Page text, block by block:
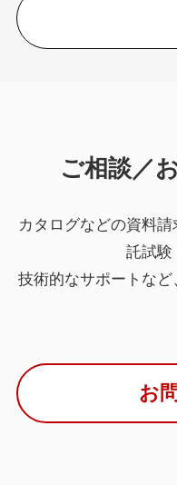
ご相談／
カタログなどの資料
託試験
技術的なサポートな
お